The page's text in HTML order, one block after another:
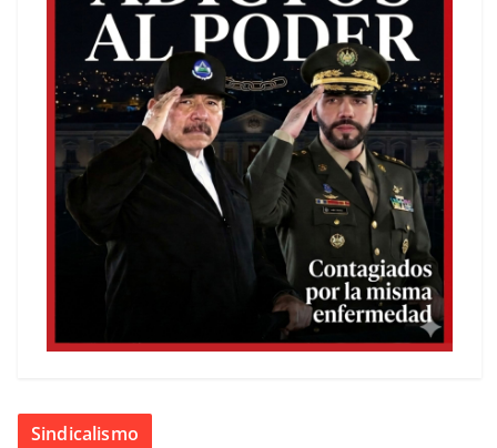
Sindicalismo